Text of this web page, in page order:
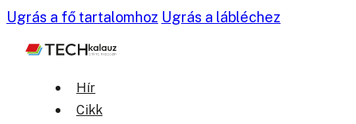
Ugrás a fő tartalomhoz Ugrás a lábléchez
Hír
Cikk